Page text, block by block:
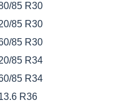
85 R30
85 R30
85 R30
85 R34
85 R34
R36